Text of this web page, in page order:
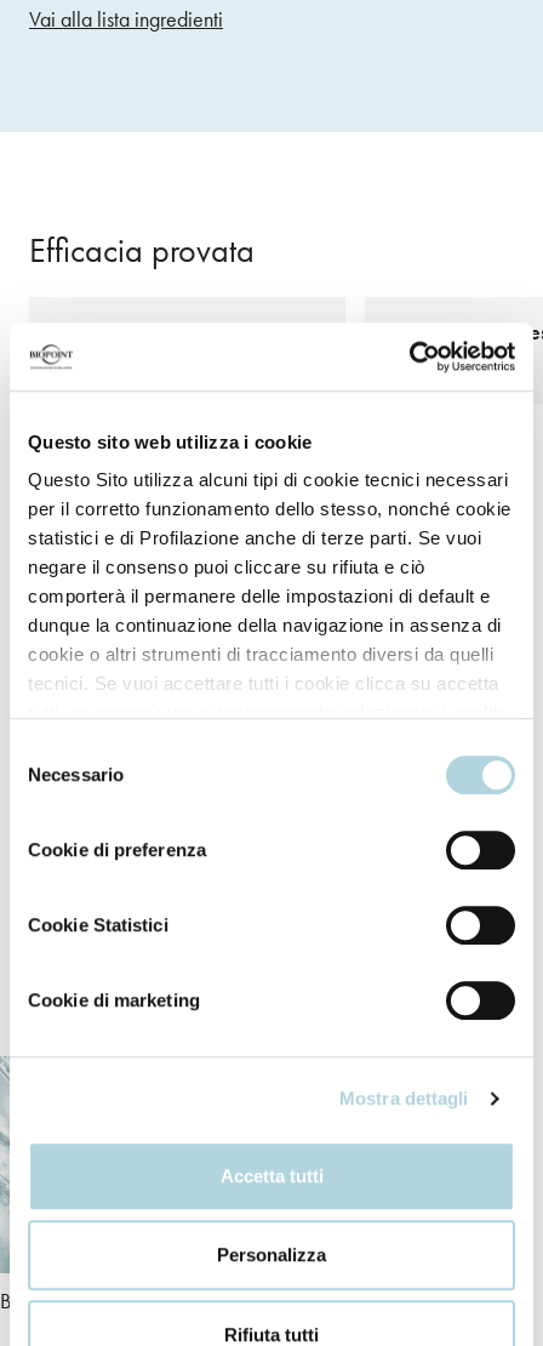
Questo sito web utilizza i cookie
Questo Sito utilizza alcuni tipi di cookie tecnici necessari
per il corretto funzionamento dello stesso, nonché cookie
statistici e di Profilazione anche di terze parti. Se vuoi
negare il consenso puoi cliccare su rifiuta e ciò
comporterà il permanere delle impostazioni di default e
dunque la continuazione della navigazione in assenza di
cookie o altri strumenti di tracciamento diversi da quelli
tecnici. Se vuoi accettare tutti i cookie clicca su accetta
più consulta la
delNecessario
Cookie di preferenza
Cookie Statistici
Cookie di marketing
Mostra dettagli
Accetta tutti
Personalizza
Rifiuta tutti
Vai alla lista ingredienti
Efficacia provata
trattamento
4.6x capelli più
elastici
*Test strumentali (Daily Force Shampoo, Balsamo e Siero) rispetto
all’utilizzo di un solo shampoo neutro.
Modo d'uso
Applicare sui capelli tamponati dopo lo shampoo.
Risciacquare accuratamente con acqua tiepida.
I nostri ingredienti
Bio-Peptide Complex Vitamins